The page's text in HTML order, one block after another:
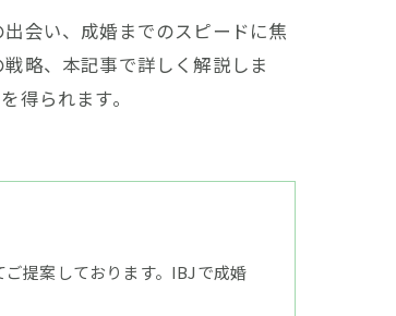
会い、成婚までのスピードに焦
略、本記事で詳しく解説しま
得られます。
提案しております。IBJで成婚